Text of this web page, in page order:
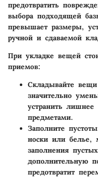
предотвратить
выбора подходящей
превышает размеры,
ручной и сдаваемой
При укладке вещей
приемов:
Складывайте вещи
значительно
устранить лишнее
предметами.
Заполните пустоты
носки или белье,
заполнения
дополнительную
предотвратит